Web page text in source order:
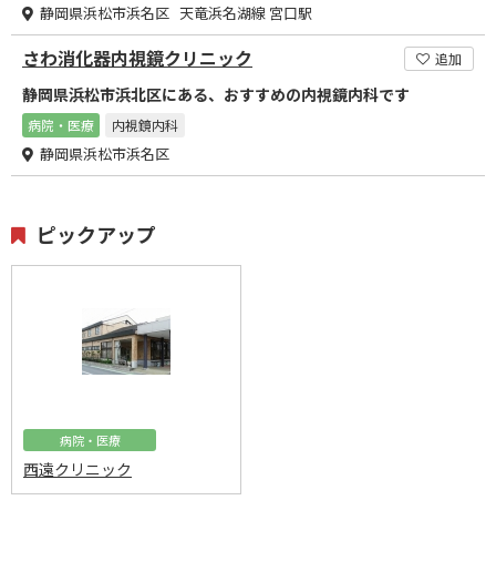
静岡県浜松市浜名区 天竜浜名湖線 宮口駅
さわ消化器内視鏡クリニック 追加
静岡県浜松市浜北区にある、おすすめの内視鏡内科です
病院・医療 内視鏡内科
静岡県浜松市浜名区
ピックアップ
病院・医療
西遠クリニック